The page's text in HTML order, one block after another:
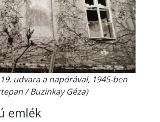
udvara a napórával, 1945-ben
/ Buzinkay Géza)
emlék